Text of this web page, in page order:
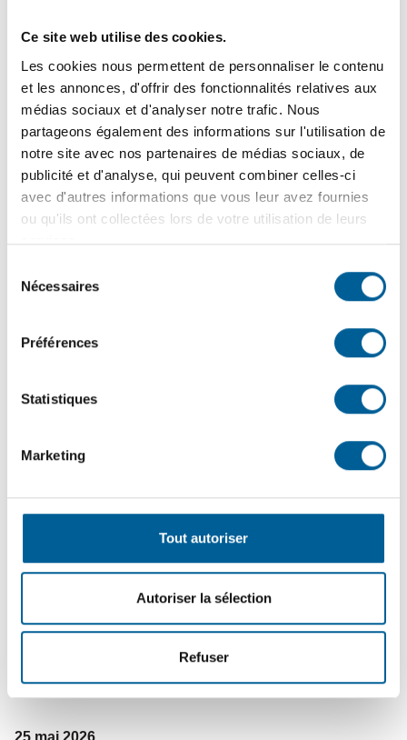
Ce site web utilise des cookies.
Les cookies nous permettent de personnaliser le contenu
et les annonces, d'offrir des fonctionnalités relatives aux
médias sociaux et d'analyser notre trafic. Nous
partageons également des informations sur l'utilisation de
notre site avec nos partenaires de médias sociaux, de
publicité et d'analyse, qui peuvent combiner celles-ci
avec d'autres informations que vous leur avez fournies
ou qu'ils ont collectées lors de votre utilisation de leurs
services.
Nécessaires
Préférences
Statistiques
Marketing
Tout autoriser
Autoriser la sélection
Refuser
La Jacques-Cartier et la Sûreté du Québec
22 juin 2026
L’ÉGLISE DE SAINTE-BRIGITTE-DE-LAVAL OUVRE UN
TOUT NOUVEAU CHAPITRE DE SON HISTOIRE | Une
soirée d’inauguration festive a marqué la réouverture de
juin
SÉCURITÉ PUBLIQUE – En cours | Tournée résidentielle
sécurité !
FINANCES MUNICIPALES | Dépôt du rapport financier
2025 et de l’état de situation financière 2026
Dates à retenir avant la transition du bac brun vers les
25 mai 2026